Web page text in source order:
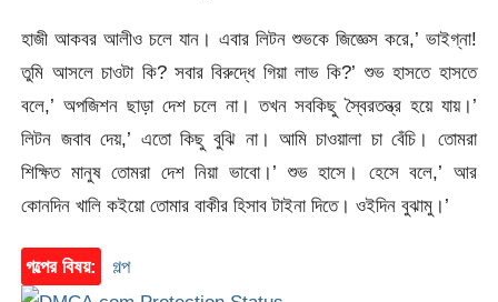
হাজী আকবর আলীও চলে যান। এবার লিটন শুভকে জিজ্ঞেস করে,’ ভাইগ্না!
তুমি আসলে চাওটা কি? সবার বিরুদ্ধে গিয়া লাভ কি?’ শুভ হাসতে হাসতে
বলে,’ অপজিশন ছাড়া দেশ চলে না। তখন সবকিছু স্বৈরতন্ত্র হয়ে যায়।’
লিটন জবাব দেয়,’ এতো কিছু বুঝি না। আমি চাওয়ালা চা বেঁচি। তোমরা
শিক্ষিত মানুষ তোমরা দেশ নিয়া ভাবো।’ শুভ হাসে। হেসে বলে,’ আর
কোনদিন খালি কইয়ো তোমার বাকীর হিসাব টাইনা দিতে। ওইদিন বুঝামু।’
গল্পের বিষয়: গল্প